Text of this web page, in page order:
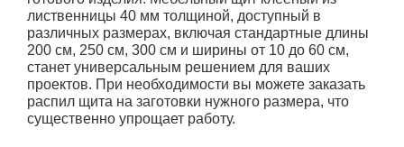
лиственницы 40 мм толщиной, доступный в
различных размерах, включая стандартные длины
200 см, 250 см, 300 см и ширины от 10 до 60 см,
станет универсальным решением для ваших
проектов. При необходимости вы можете заказать
распил щита на заготовки нужного размера, что
существенно упрощает работу.